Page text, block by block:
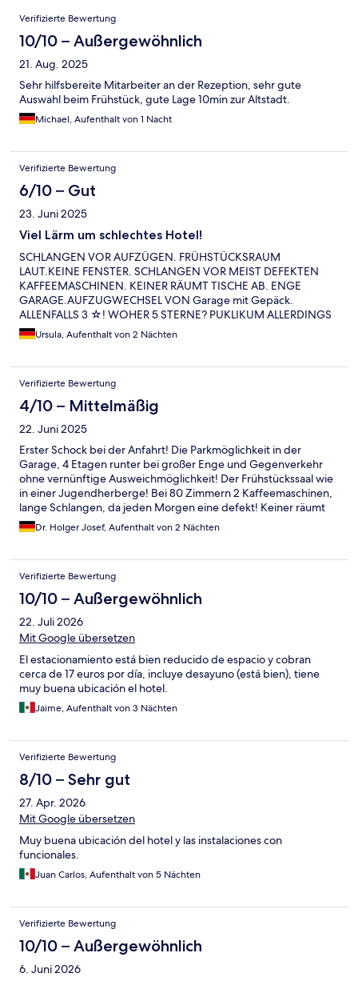
Bewertungen
Verifizierte Bewertung
10/10 – Außergewöhnlich
21. Aug. 2025
Sehr hilfsbereite Mitarbeiter an der Rezeption, sehr gute
Auswahl beim Frühstück, gute Lage 10min zur Altstadt.
Michael, Aufenthalt von 1 Nacht
Verifizierte Bewertung
6/10 – Gut
23. Juni 2025
Viel Lärm um schlechtes Hotel!
SCHLANGEN VOR AUFZÜGEN. FRÜHSTÜCKSRAUM
LAUT.KEINE FENSTER. SCHLANGEN VOR MEIST DEFEKTEN
KAFFEEMASCHINEN. KEINER RÄUMT TISCHE AB. ENGE
GARAGE.AUFZUGWECHSEL VON Garage mit Gepäck.
ALLENFALLS 3 ☆! WOHER 5 STERNE? PUKLIKUM ALLERDINGS
AUCH WIE BEI 3 STERNE HOTELS!
Ursula, Aufenthalt von 2 Nächten
Verifizierte Bewertung
4/10 – Mittelmäßig
22. Juni 2025
Erster Schock bei der Anfahrt! Die Parkmöglichkeit in der
Garage, 4 Etagen runter bei großer Enge und Gegenverkehr
ohne vernünftige Ausweichmöglichkeit! Der Frühstückssaal wie
in einer Jugendherberge! Bei 80 Zimmern 2 Kaffeemaschinen,
lange Schlangen, da jeden Morgen eine defekt! Keiner räumt
mal den Tisch ab! Service auch wie in einer Jugendherberge!
Das Frühstück an sich von guter Qualität! Das Publikum im Hotel
dieses Hotel bei sehr guter Lage keine 5 Sterne!
Dr. Holger Josef, Aufenthalt von 2 Nächten
Verifizierte Bewertung
10/10 – Außergewöhnlich
22. Juli 2026
Mit Google übersetzen
El estacionamiento está bien reducido de espacio y cobran
cerca de 17 euros por día, incluye desayuno (está bien), tiene
muy buena ubicación el hotel.
Jaime, Aufenthalt von 3 Nächten
Verifizierte Bewertung
8/10 – Sehr gut
27. Apr. 2026
Mit Google übersetzen
Muy buena ubicación del hotel y las instalaciones con
funcionales.
Juan Carlos, Aufenthalt von 5 Nächten
Verifizierte Bewertung
10/10 – Außergewöhnlich
6. Juni 2026